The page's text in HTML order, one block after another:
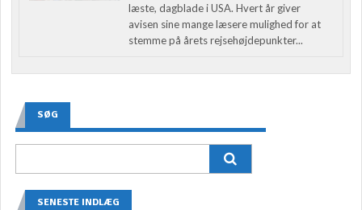
læste, dagblade i USA. Hvert år giver
avisen sine mange læsere mulighed for at
stemme på årets rejsehøjdepunkter...
SØG
SENESTE INDLÆG